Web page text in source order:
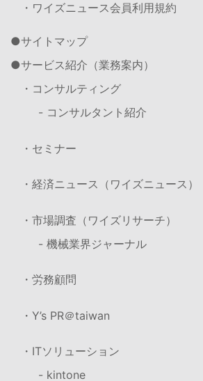
・ワイズニュース会員利用規約
サイトマップ
サービス紹介（業務案内）
・コンサルティング
- コンサルタント紹介
・セミナー
・経済ニュース（ワイズニュース）
・市場調査（ワイズリサーチ）
- 機械業界ジャーナル
・労務顧問
・Y’s PR＠taiwan
・ITソリューション
- kintone